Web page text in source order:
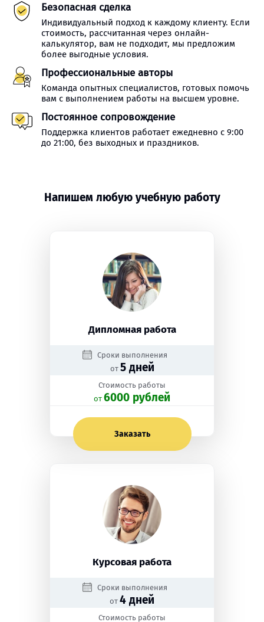
Безопасная сделка
Индивидуальный подход к каждому клиенту. Если
стоимость, рассчитанная через онлайн-
калькулятор, вам не подходит, мы предложим
более выгодные условия.
Профессиональные авторы
Команда опытных специалистов, готовых помочь
вам с выполнением работы на высшем уровне.
Постоянное сопровождение
Поддержка клиентов работает ежедневно с 9:00
до 21:00, без выходных и праздников.
Напишем любую учебную работу
Дипломная работа
Сроки выполнения
от 5 дней
Стоимость работы
oт 6000 рублей
Заказать
Курсовая работа
Сроки выполнения
от 4 дней
Стоимость работы